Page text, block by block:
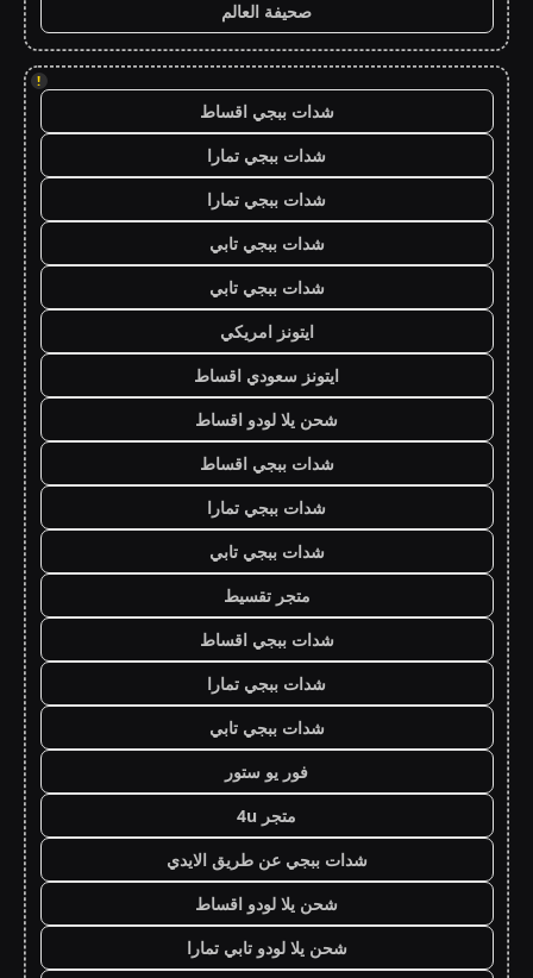
صحيفة العالم
!
شدات ببجي اقساط
شدات ببجي تمارا
شدات ببجي تمارا
شدات ببجي تابي
شدات ببجي تابي
ايتونز امريكي
ايتونز سعودي اقساط
شحن يلا لودو اقساط
شدات ببجي اقساط
شدات ببجي تمارا
شدات ببجي تابي
متجر تقسيط
شدات ببجي اقساط
شدات ببجي تمارا
شدات ببجي تابي
فور يو ستور
متجر 4u
شدات ببجي عن طريق الايدي
شحن يلا لودو اقساط
شحن يلا لودو تابي تمارا